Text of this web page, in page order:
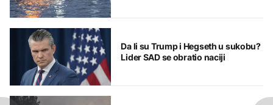
Da li su Trump i Hegseth u sukobu?
Lider SAD se obratio naciji